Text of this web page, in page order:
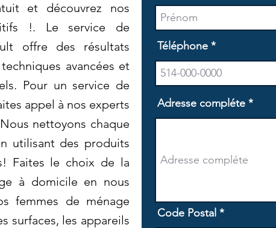
et découvrez nos
!. Le service de
offre des résultats
avancées et
Pour un service de
appel à nos experts
nettoyons chaque
utilisant des produits
Faites le choix de la
à domicile en nous
femmes de ménage
surfaces, les appareils
Téléphone
Adresse compléte
Code Postal